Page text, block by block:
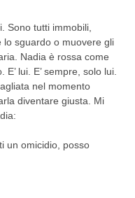
Sono tutti immobili,
lo sguardo o muovere gli
Nadia è rossa come
lui. E’ sempre, solo lui.
nel momento
diventare giusta. Mi
un omicidio, posso